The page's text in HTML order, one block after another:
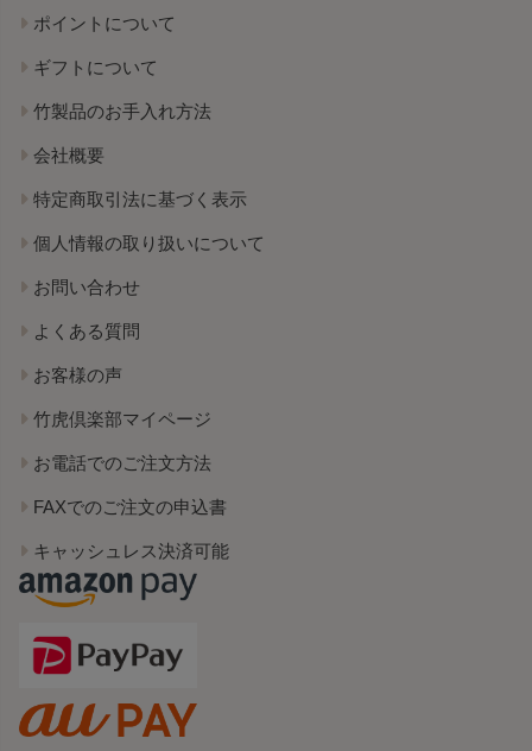
ポイントについて
ギフトについて
竹製品のお手入れ方法
会社概要
特定商取引法に基づく表示
個人情報の取り扱いについて
お問い合わせ
よくある質問
お客様の声
竹虎倶楽部マイページ
お電話でのご注文方法
FAXでのご注文の申込書
キャッシュレス決済可能